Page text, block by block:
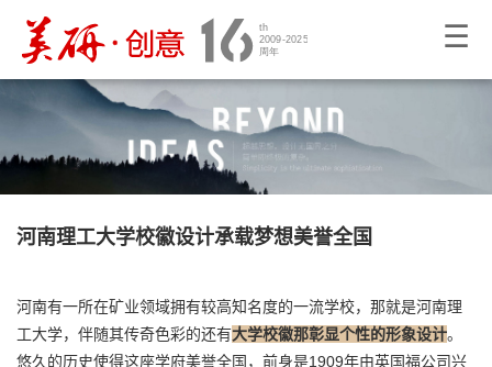
☰
河南理工大学校徽设计承载梦想美誉全国
河南有一所在矿业领域拥有较高知名度的一流学校，那就是河南理
工大学，伴随其传奇色彩的还有大学校徽那彰显个性的形象设计。
悠久的历史使得这座学府美誉全国，前身是1909年由英国福公司兴